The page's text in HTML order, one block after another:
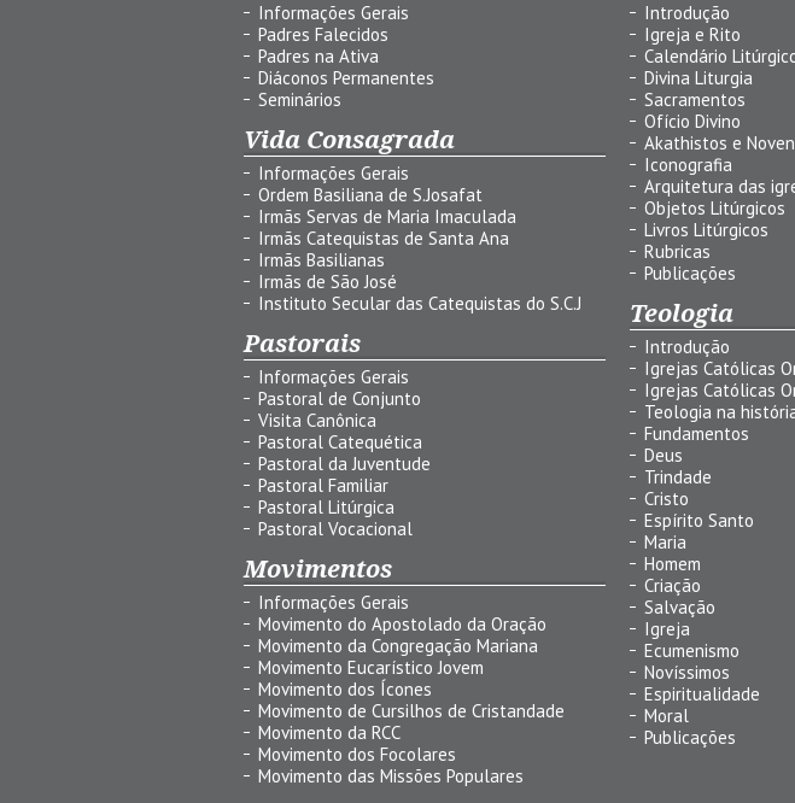
Informações Gerais
Padres Falecidos
Padres na Ativa
Diáconos Permanentes
Seminários
Vida Consagrada
Informações Gerais
Ordem Basiliana de S.Josafat
Irmãs Servas de Maria Imaculada
Irmãs Catequistas de Santa Ana
Irmãs Basilianas
Irmãs de São José
Instituto Secular das Catequistas do S.C.J
Pastorais
Informações Gerais
Pastoral de Conjunto
Visita Canônica
Pastoral Catequética
Pastoral da Juventude
Pastoral Familiar
Pastoral Litúrgica
Pastoral Vocacional
Movimentos
Informações Gerais
Movimento do Apostolado da Oração
Movimento da Congregação Mariana
Movimento Eucarístico Jovem
Movimento dos Ícones
Movimento de Cursilhos de Cristandade
Movimento da RCC
Movimento dos Focolares
Movimento das Missões Populares
Introdução
Igreja e Rito
Calendário
Divina Liturgia
Sacramentos
Ofício Divino
Akathistos e
Iconografia
Arquitetura das
Objetos Litúrgicos
Livros Litúrgicos
Rubricas
Publicações
Teologia
Introdução
Igrejas Católicas
Igrejas Católicas
Teologia na
Fundamentos
Deus
Trindade
Cristo
Espírito Santo
Maria
Homem
Criação
Salvação
Igreja
Ecumenismo
Novíssimos
Espiritualidade
Moral
Publicações